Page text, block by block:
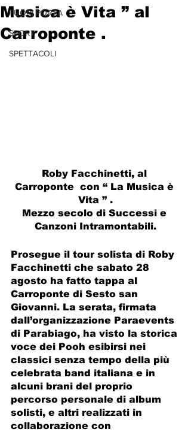
FUORI PORTA
SPORT
SPETTACOLI
Musica è Vita ” al
Carroponte .
Roby Facchinetti, al
Carroponte  con “ La Musica è
Vita ” .
Mezzo secolo di Successi e
Canzoni Intramontabili.
Prosegue il tour solista di Roby
Facchinetti che sabato 28
agosto ha fatto tappa al
Carroponte di Sesto san
Giovanni. La serata, firmata
dall’organizzazione Paraevents
di Parabiago, ha visto la storica
voce dei Pooh esibirsi nei
classici senza tempo della più
celebrata band italiana e in
alcuni brani del proprio
percorso personale di album
solisti, e altri realizzati in
collaborazione con